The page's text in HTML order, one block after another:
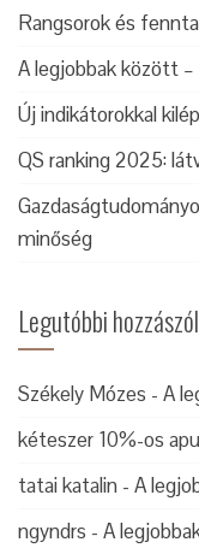
Rangsorok és
A legjobbak között –
Új indikátorokkal
QS ranking 2025:
minőség
Legutóbbi
Székely Mózes - A
kéteszer 10%-os
tatai katalin - A
ngyndrs - A